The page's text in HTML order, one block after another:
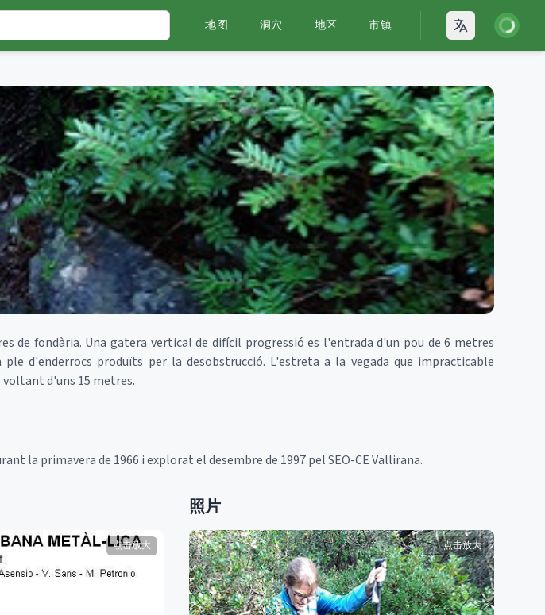
地图 洞穴 地区 市镇 Open
登录
de fondària. Una gatera vertical de difícil progressió es l'entrada d'un pou de 6 metres
d'enderrocs produïts per la desobstrucció. L'estreta a la vegada que impracticable
d'uns 15 metres.
la primavera de 1966 i explorat el desembre de 1997 pel SEO-CE Vallirana.
点击放大
照片
点击放大